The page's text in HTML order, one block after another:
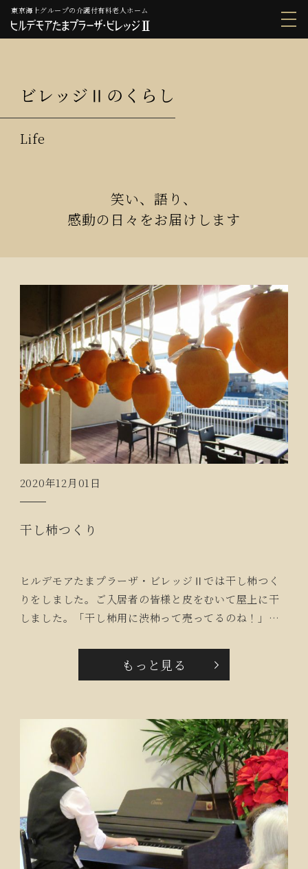
東京海上グループの介護付有料老人ホーム
ビレッジⅡのくらし
笑い、語り、
感動の日々をお届けします
2020年12月01日
干し柿つくり
ヒルデモアたまプラーザ・ビレッジⅡでは干し柿つく
りをしました。ご入居者の皆様と皮をむいて屋上に干
しました。「干し柿用に渋柿って売ってるのね！」
もっと見る